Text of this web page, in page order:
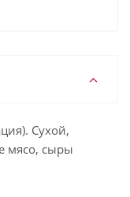
Сухой,
мясо, сыры